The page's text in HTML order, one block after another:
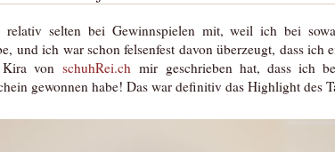
selten bei Gewinnspielen mit, weil ich bei
und ich war schon felsenfest davon überzeugt, dass ich
Kira vonschuhRei.ch mir geschrieben hat, dass ich
gewonnen habe! Das war definitiv das Highlight des